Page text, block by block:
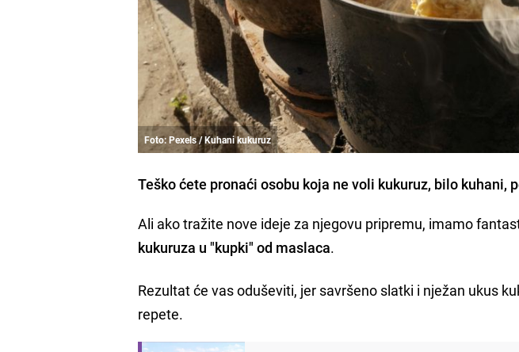
Foto: Pexels / Kuhani kukuruz
Teško ćete pronaći osobu koja ne voli kukuruz, bilo kuhani,
Ali ako tražite nove ideje za njegovu pripremu, imamo
kukuruza u "kupki" od maslaca.
Rezultat će vas oduševiti, jer savršeno slatki i nježan ukus
repete.